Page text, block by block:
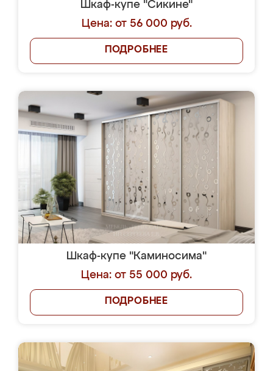
Шкаф-купе "Сикине"
Цена: от 56 000 руб.
ПОДРОБНЕЕ
Шкаф-купе "Каминосима"
Цена: от 55 000 руб.
ПОДРОБНЕЕ